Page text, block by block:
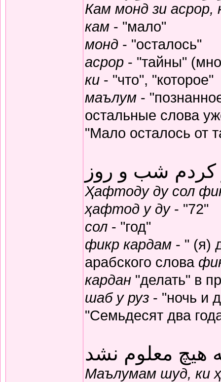
Кам монд зи
кам - "мало"
монд - "осталось"
асрор - "тайны"
ки - "что", "которое"
маълум -
остальные слова
"Мало осталось от
کردم شب و روز
Ҳафтоду ду сол
ҳафтод у ду- "72"
сол - "год"
фикр кардам - " (я)
арабского слова
кардан "делать" в
шаб у руз - "ночь и
"Семьдесят два
هیچ معلوم نشد
Маълумам шуд, ки